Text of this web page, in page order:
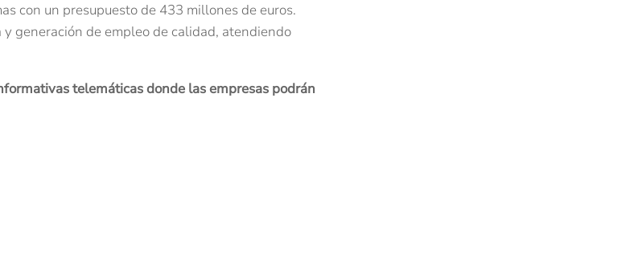
con un presupuesto de 433 millones de euros.
generación de empleo de calidad, atendiendo
telemáticas donde las empresas podrán